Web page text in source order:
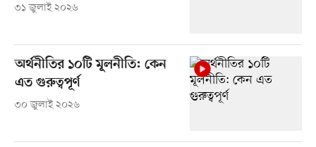
৩১ জুলাই ২০২৬
অর্থনীতির ১০টি মূলনীতি: কেন
এত গুরুত্বপূর্ণ
৩০ জুলাই ২০২৬